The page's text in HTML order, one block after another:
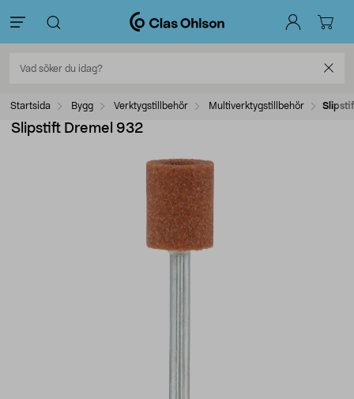
Startsida Bygg Verktygstillbehör Multiverktygstillbehör
Slipstift Dremel 932